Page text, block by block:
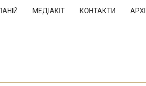
МЕДІАКІТ КОНТАКТИ